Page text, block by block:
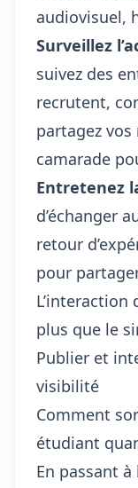
audiovisuel,
Surveillez
suivez des
recrutent,
partagez
camarade
Entretenez
d’échanger
retour
pour
L’interaction
plus que le
Publier et
visibilité
Comment
étudiant
En passant à